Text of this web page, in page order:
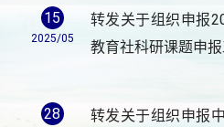
15
2025/05
转发关于组织申报
教育社科研课题申
28
转发关于组织申报